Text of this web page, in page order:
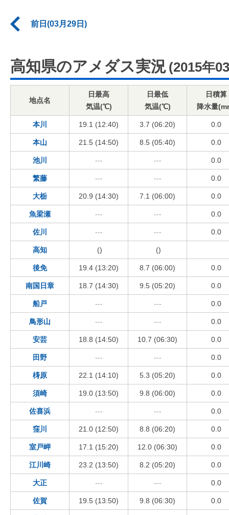
前日(03月29日)
高知県のアメダス実況 (2015年
地点名
日最高
気温(℃)
日最低
気温(℃)
日積算
降水量
本川 19.1 (12:40) 3.7 (06:20) 0.0
本山 21.5 (14:50) 8.5 (05:40) 0.0
池川 --- --- 0.0
繁藤 --- --- 0.0
大栃 20.9 (14:30) 7.1 (06:00) 0.0
魚梁瀬 --- --- 0.0
佐川 --- --- 0.0
高知 () ()
後免 19.4 (13:20) 8.7 (06:00) 0.0
南国日章 18.7 (14:30) 9.5 (05:20) 0.0
船戸 --- --- 0.0
鳥形山 --- --- 0.0
安芸 18.8 (14:50) 10.7 (06:30) 0.0
田野 --- --- 0.0
梼原 22.1 (14:10) 5.3 (05:20) 0.0
須崎 19.0 (13:50) 9.8 (06:00) 0.0
佐喜浜 --- --- 0.0
窪川 21.0 (12:50) 8.8 (06:20) 0.0
室戸岬 17.1 (15:20) 12.0 (06:30) 0.0
江川崎 23.2 (13:50) 8.2 (05:20) 0.0
大正 --- --- 0.0
佐賀 19.5 (13:50) 9.8 (06:30) 0.0